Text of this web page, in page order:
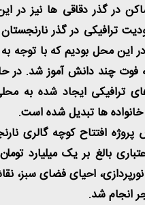
در گذر دقاقی ها نیز در
ترافیکی در گذر
این محل بودیم که با توجه به
فوت چند دانش آموز شد. در
ترافیکی ایجاد شده به
ها تبدیل شده است.
افتتاح کوچه گالری
بالغ بر یک میلیارد
احیای فضای سبز،
انجام شد.